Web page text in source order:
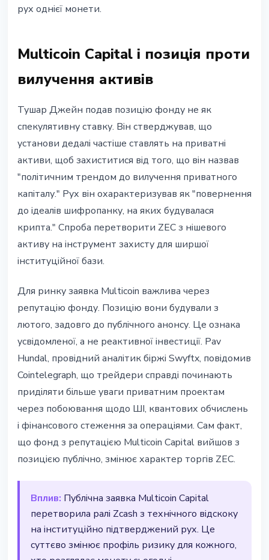
рух однієї монети.
Multicoin Capital і позиція проти
вилучення активів
Тушар Джейн подав позицію фонду не як
спекулятивну ставку. Він стверджував, що
установи дедалі частіше ставлять на приватні
активи, щоб захиститися від того, що він назвав
"політичним трендом до вилучення приватного
капіталу." Рух він охарактеризував як "повернення
до ідеалів шифропанку, на яких будувалася
крипта." Спроба перетворити ZEC з нішевого
активу на інструмент захисту для ширшої
інституційної бази.
Для ринку заявка Multicoin важлива через
репутацію фонду. Позицію вони будували з
лютого, задовго до публічного анонсу. Це ознака
усвідомленої, а не реактивної інвестиції. Pav
Hundal, провідний аналітик біржі Swyftx, повідомив
Cointelegraph, що трейдери справді починають
приділяти більше уваги приватним проектам
через побоювання щодо ШІ, квантових обчислень
і фінансового стеження за операціями. Сам факт,
що фонд з репутацією Multicoin Capital вийшов з
позицією публічно, змінює характер торгів ZEC.
Вплив: Публічна заявка Multicoin Capital
перетворила ралі Zcash з технічного відскоку
на інституційно підтверджений рух. Це
суттєво змінює профіль ризику для кожного,